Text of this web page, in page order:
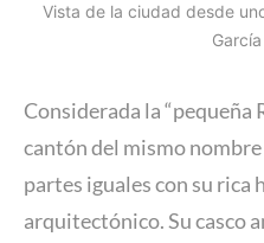
Vista de la ciudad desde
Considerada la “pequeña
cantón del mismo
partes iguales con su rica
arquitectónico. Su casco